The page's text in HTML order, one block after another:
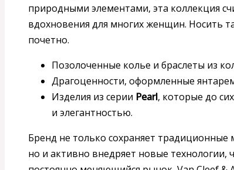
природными элементами, эта коллекция
вдохновения для многих женщин. Носить
почетно.
Позолоченные колье и браслеты из
Драгоценности, оформленные
Изделия из серии Pearl, которые до
и элегантностью.
Бренд не только сохраняет традиционные
но и активно внедряет новые технологии,